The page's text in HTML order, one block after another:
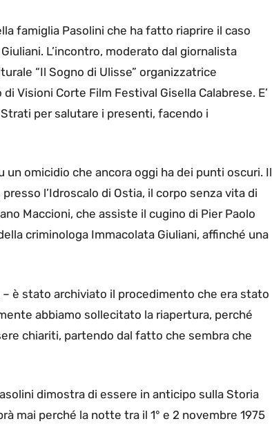
famiglia Pasolini che ha fatto riaprire il caso
L’incontro, moderato dal giornalista
“Il Sogno di Ulisse” organizzatrice
Corte Film Festival Gisella Calabrese. E’
per salutare i presenti, facendo i
omicidio che ancora oggi ha dei punti oscuri. Il
l’Idroscalo di Ostia, il corpo senza vita di
Maccioni, che assiste il cugino di Pier Paolo
criminologa Immacolata Giuliani, affinché una
è stato archiviato il procedimento che era stato
abbiamo sollecitato la riapertura, perché
chiariti, partendo dal fatto che sembra che
dimostra di essere in anticipo sulla Storia
mai perché la notte tra il 1° e 2 novembre 1975